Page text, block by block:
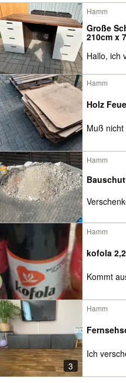
Hamm
Große
210cm x
Hallo, ich
Hamm
Holz
Muß
Hamm
Hamm
kofola
Kommt
3
Hamm
Ich